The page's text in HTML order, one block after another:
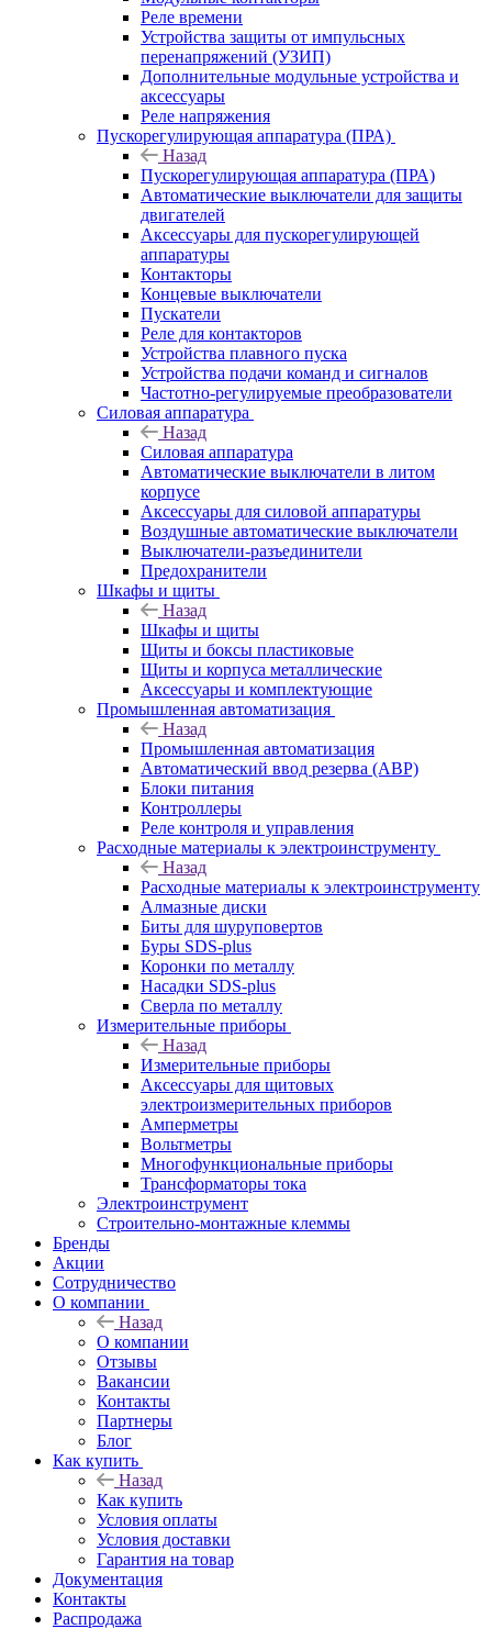
Реле времени
Устройства защиты от импульсных
перенапряжений (УЗИП)
Дополнительные модульные устройства и
аксессуары
Реле напряжения
Пускорегулирующая аппаратура (ПРА)
Назад
Пускорегулирующая аппаратура (ПРА)
Автоматические выключатели для защиты
двигателей
Аксессуары для пускорегулирующей
аппаратуры
Контакторы
Концевые выключатели
Пускатели
Реле для контакторов
Устройства плавного пуска
Устройства подачи команд и сигналов
Частотно-регулируемые преобразователи
Силовая аппаратура
Назад
Силовая аппаратура
Автоматические выключатели в литом
корпусе
Аксессуары для силовой аппаратуры
Воздушные автоматические выключатели
Выключатели-разъединители
Предохранители
Шкафы и щиты
Назад
Шкафы и щиты
Щиты и боксы пластиковые
Щиты и корпуса металлические
Аксессуары и комплектующие
Промышленная автоматизация
Назад
Промышленная автоматизация
Автоматический ввод резерва (АВР)
Блоки питания
Контроллеры
Реле контроля и управления
Расходные материалы к электроинструменту
Назад
Расходные материалы к электроинструменту
Алмазные диски
Биты для шуруповертов
Буры SDS-plus
Коронки по металлу
Насадки SDS-plus
Сверла по металлу
Измерительные приборы
Назад
Измерительные приборы
Аксессуары для щитовых
электроизмерительных приборов
Амперметры
Вольтметры
Многофункциональные приборы
Трансформаторы тока
Электроинструмент
Строительно-монтажные клеммы
Бренды
Акции
Сотрудничество
О компании
Назад
О компании
Отзывы
Вакансии
Контакты
Партнеры
Блог
Как купить
Назад
Как купить
Условия оплаты
Условия доставки
Гарантия на товар
Документация
Контакты
Распродажа